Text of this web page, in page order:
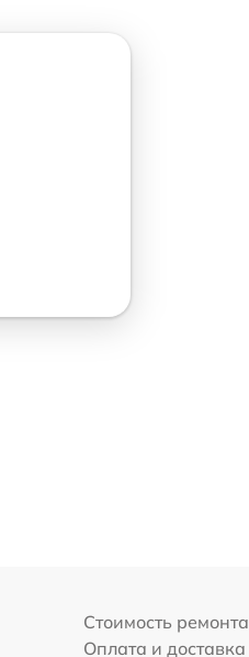
Стоимость ремонта
Оплата и доставка